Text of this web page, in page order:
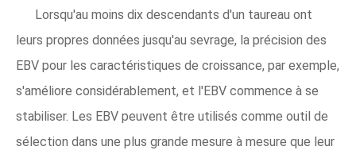
Lorsqu'au moins dix descendants d'un taureau ont
leurs propres données jusqu'au sevrage, la précision des
EBV pour les caractéristiques de croissance, par exemple,
s'améliore considérablement, et l'EBV commence à se
stabiliser. Les EBV peuvent être utilisés comme outil de
sélection dans une plus grande mesure à mesure que leur